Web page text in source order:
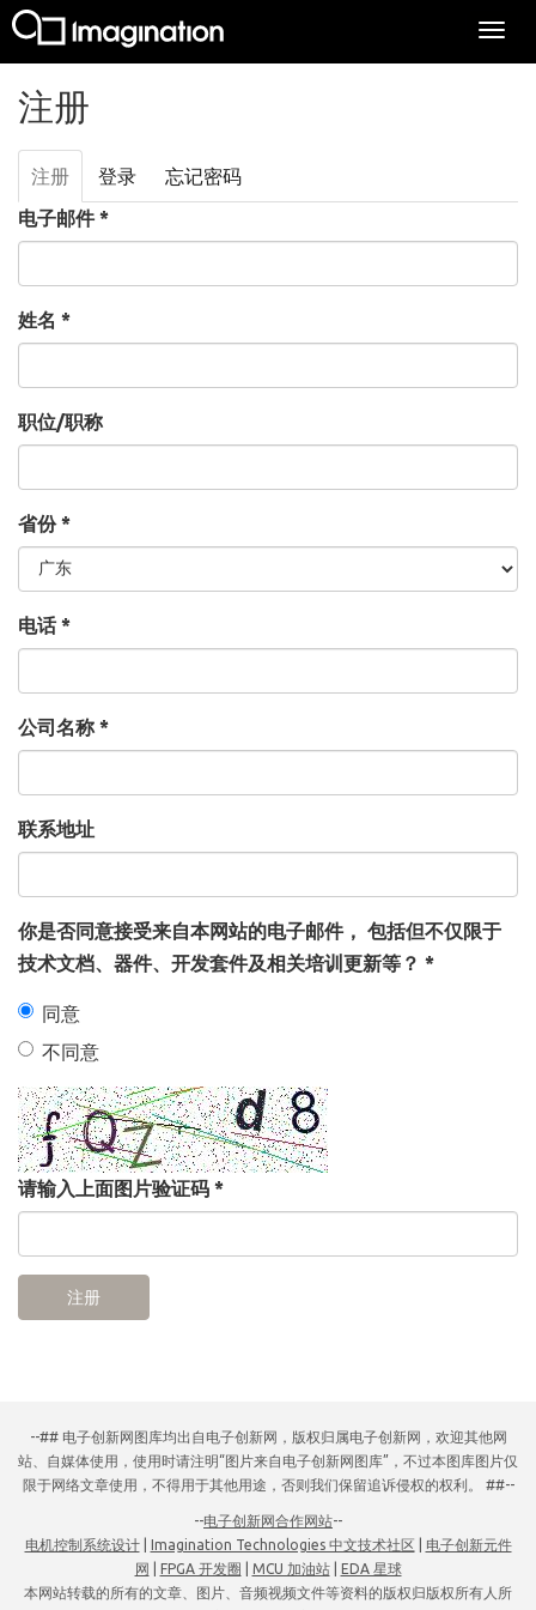
注册
主标签
注册 （活
动标
签）
登录
忘记密码
电子邮件*
姓名 *
职位/职称
省份*
电话*
公司名称 *
联系地址
你是否同意接受来自本网站的电子邮件， 包括但不仅限于
技术文档、器件、开发套件及相关培训更新等？ *
同意
不同意
请输入上面图片验证码 *
注册
--## 电子创新网图库均出自电子创新网，版权归属电子创新网，欢迎其他网
站、自媒体使用，使用时请注明“图片来自电子创新网图库”，不过本图库图片仅
限于网络文章使用，不得用于其他用途，否则我们保留追诉侵权的权利。 ##--
--电子创新网合作网站--
电机控制系统设计| Imagination Technologies 中文技术社区
电子创新元件
网
FPGA 开发圈 MCU 加油站| EDA 星球
本网站转载的所有的文章、图片、音频视频文件等资料的版权归版权所有人所